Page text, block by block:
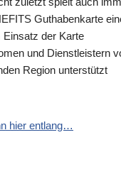
Guthabenkarte
Einsatz der Karte
und Dienstleistern
Region unterstützt
hier entlang…